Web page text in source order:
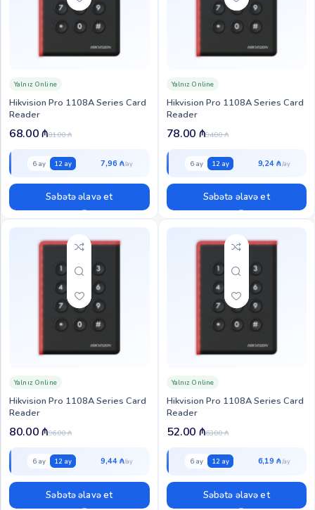
Hikvision Pro 1108A Series Card
Reader
Yalnız Online
81.00₼
68.00₼
6 ay 12 ay 7,96 ₼
Səbətə əlavə et
Hikvision Pro 1108A Series Card
Reader
Yalnız Online
94.00₼
78.00 ₼
6 ay 12 ay 9,24 ₼
Səbətə əlavə et
Hikvision Pro 1108A Series Card
Reader
Yalnız Online
96.00₼
80.00₼
6 ay 12 ay 9,44 ₼
Səbətə əlavə et
Hikvision Pro 1108A Series Card
Reader
Yalnız Online
63.00₼
52.00 ₼
6 ay 12 ay 6,19 ₼
Səbətə əlavə et